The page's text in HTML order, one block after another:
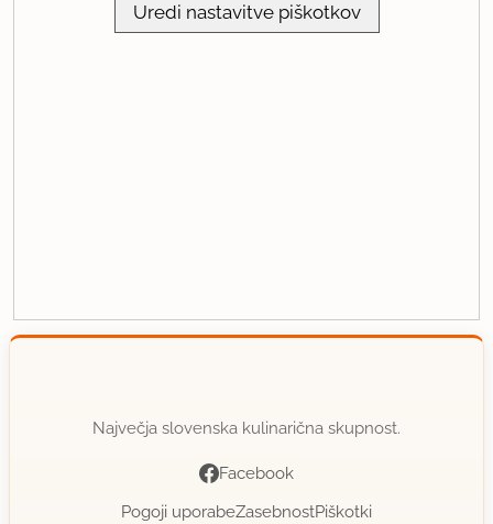
Uredi nastavitve piškotkov
Največja slovenska kulinarična skupnost.
Facebook
Pogoji uporabeZasebnostPiškotki